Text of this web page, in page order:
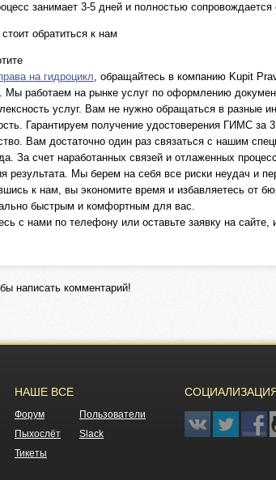
занимает 3-5 дней и полностью сопровождается
обратиться к нам
на гидроцикл, обращайтесь в компанию Kupit
Мы работаем на рынке услуг по оформлению
услуг. Вам не нужно обращаться в разные
Гарантируем получение удостоверения ГИМС за
Вам достаточно один раз связаться с нашим
За счет наработанных связей и отлаженных
результата. Мы берем на себя все риски неудач и
к нам, вы экономите время и избавляетесь от
быстрым и комфортным для вас.
с нами по телефону или оставьте заявку на
написать комментарий!
НАШЕ ВСЕ
Форум
Пользователи
Пыхослёт
Slack
Тикеты